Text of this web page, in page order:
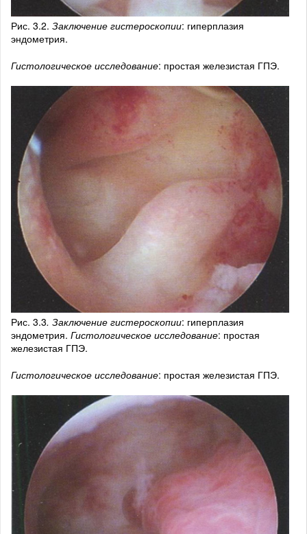
Рис. 3.2. Заключение гистероскопии: гиперплазия
эндометрия.
Гистологическое исследование: простая железистая ГПЭ.
Рис. 3.3. Заключение гистероскопии: гиперплазия
эндометрия. Гистологическое исследование: простая
железистая ГПЭ.
Гистологическое исследование: простая железистая ГПЭ.